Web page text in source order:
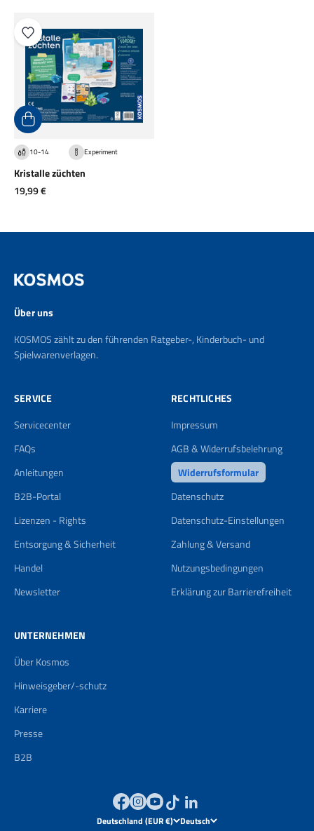
10-14 Experiment
Kristalle züchten
Angebot
19,99 €
Über uns
KOSMOS zählt zu den führenden Ratgeber-, Kinderbuch- und
Spielwarenverlagen.
SERVICE
Servicecenter
FAQs
Anleitungen
B2B-Portal
Lizenzen - Rights
Entsorgung & Sicherheit
Handel
Newsletter
RECHTLICHES
Impressum
AGB & Widerrufsbelehrung
Widerrufsformular
Datenschutz
Datenschutz-Einstellungen
Zahlung & Versand
Nutzungsbedingungen
Erklärung zur Barrierefreiheit
UNTERNEHMEN
Über Kosmos
Hinweisgeber/-schutz
Karriere
Presse
B2B
Deutschland (EUR €) Deutsch